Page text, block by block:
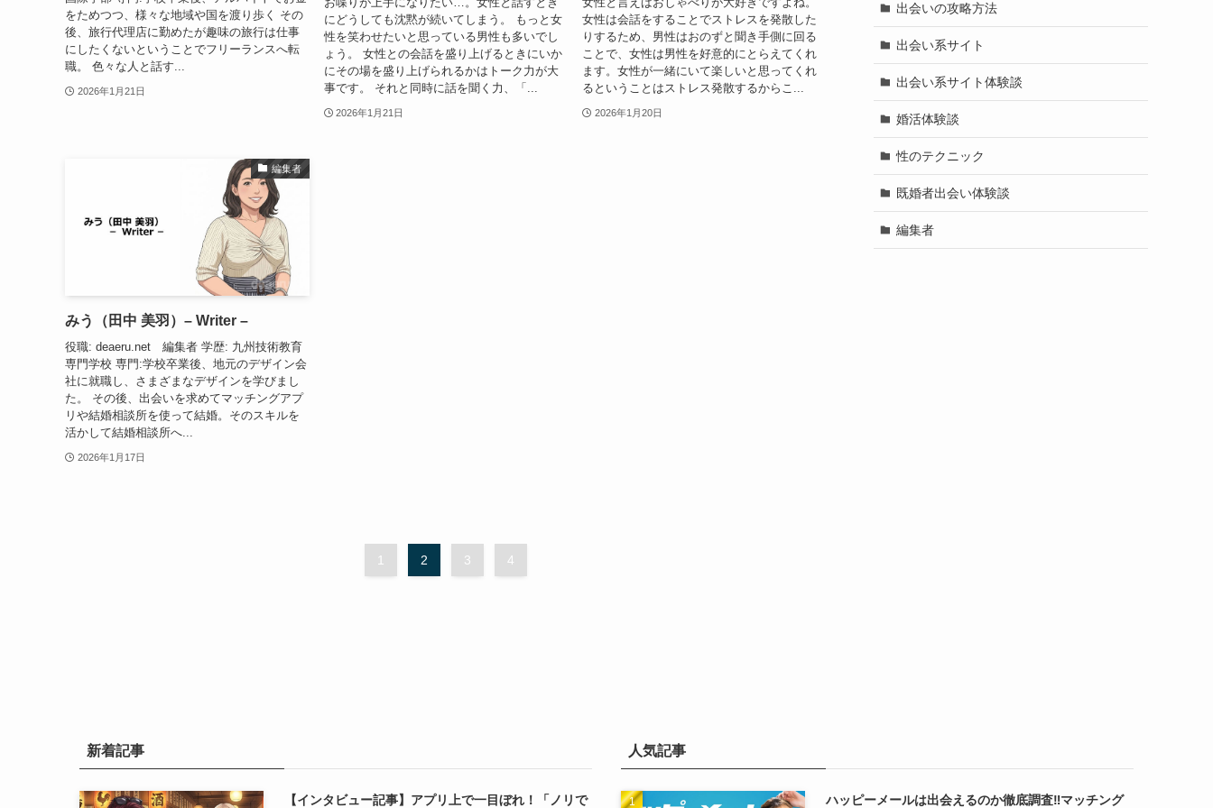
をためつつ、様々な地域や国を渡り歩く その
後、旅行代理店に勤めたが趣味の旅行は仕事
にしたくないということでフリーランスへ転
職。 色々な人と話す...
2026年1月21日
にどうしても沈黙が続いてしまう。 もっと女
性を笑わせたいと思っている男性も多いでし
ょう。 女性との会話を盛り上げるときにいか
にその場を盛り上げられるかはトーク力が大
事です。 それと同時に話を聞く力、「...
2026年1月21日
女性は会話をすることでストレスを発散した
りするため、男性はおのずと聞き手側に回る
ことで、女性は男性を好意的にとらえてくれ
ます。女性が一緒にいて楽しいと思ってくれ
るということはストレス発散するからこ...
2026年1月20日
編集者
みう（田中 美羽）– Writer –
役職: deaeru.net 編集者 学歴: 九州技術教育
専門学校 専門:学校卒業後、地元のデザイン会
社に就職し、さまざまなデザインを学びまし
た。 その後、出会いを求めてマッチングアプ
リや結婚相談所を使って結婚。そのスキルを
活かして結婚相談所へ...
2026年1月17日
1 2 3 4
出会いの攻略方法
出会い系サイト
出会い系サイト体験談
婚活体験談
性のテクニック
既婚者出会い体験談
編集者
新着記事
【インタビュー記事】アプリ上で一目ぼれ！「ノリで
人気記事
ハッピーメールは出会えるのか徹底調査‼マッチング